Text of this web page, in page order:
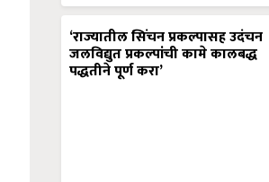
‘राज्यातील सिंचन प्रकल्पासह उदंचन
जलविद्युत प्रकल्पांची कामे कालबद्ध
पद्धतीने पूर्ण करा’